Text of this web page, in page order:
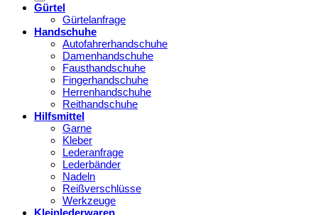
Gürtel
Gürtelanfrage
Handschuhe
Autofahrerhandschuhe
Damenhandschuhe
Fausthandschuhe
Fingerhandschuhe
Herrenhandschuhe
Reithandschuhe
Hilfsmittel
Garne
Kleber
Lederanfrage
Lederbänder
Nadeln
Reißverschlüsse
Werkzeuge
Kleinlederwaren